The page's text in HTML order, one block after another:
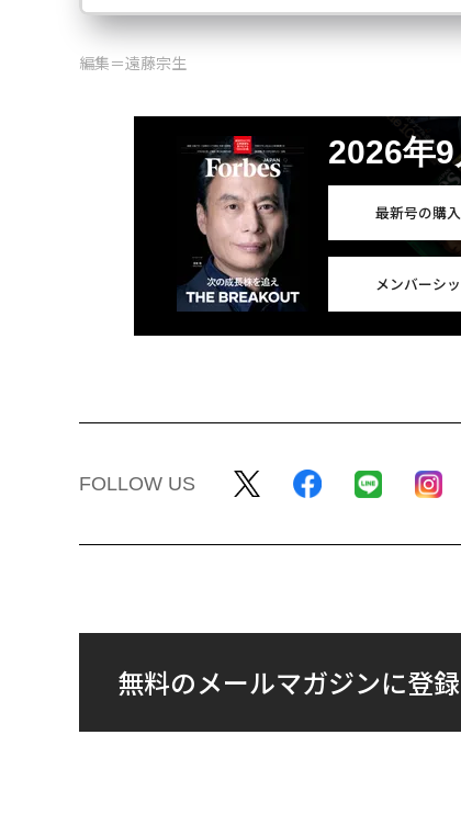
編集＝遠藤宗生
2026年
最新号の購
メンバーシ
FOLLOW US
無料のメールマガジンに登録